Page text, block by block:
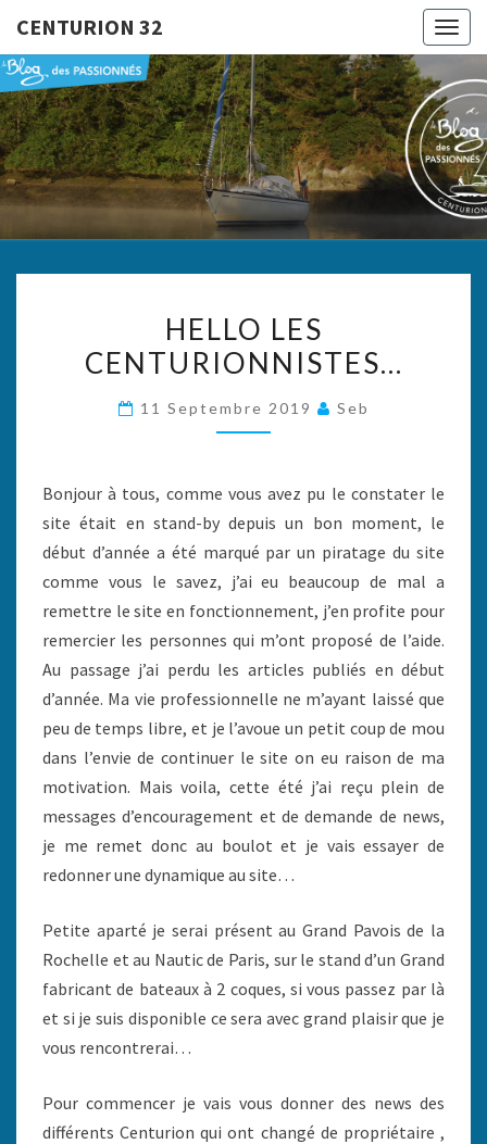
CENTURION 32
32
Le Blog
Des
Passionnés
LES
CENTURIONNISTES…
HELLO LES
CENTURIONNISTES…
11 Septembre 2019 Seb
Bonjour à tous, comme vous avez pu le constater le
site était en stand-by depuis un bon moment, le
début d’année a été marqué par un piratage du site
comme vous le savez, j’ai eu beaucoup de mal a
remettre le site en fonctionnement, j’en profite pour
remercier les personnes qui m’ont proposé de l’aide.
Au passage j’ai perdu les articles publiés en début
d’année. Ma vie professionnelle ne m’ayant laissé que
peu de temps libre, et je l’avoue un petit coup de mou
dans l’envie de continuer le site on eu raison de ma
motivation. Mais voila, cette été j’ai reçu plein de
messages d’encouragement et de demande de news,
je me remet donc au boulot et je vais essayer de
redonner une dynamique au site…
Petite aparté je serai présent au Grand Pavois de la
Rochelle et au Nautic de Paris, sur le stand d’un Grand
fabricant de bateaux à 2 coques, si vous passez par là
et si je suis disponible ce sera avec grand plaisir que je
vous rencontrerai…
Pour commencer je vais vous donner des news des
différents Centurion qui ont changé de propriétaire ,